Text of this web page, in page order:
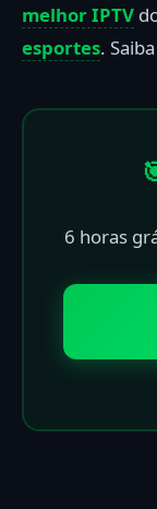
melhor IPTV
esportes. Saiba
6 horas